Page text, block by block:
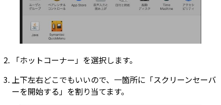
「ホットコーナー」を選択します。
上下左右どこでもいいので、一箇所に「スクリーンセーバ
ーを開始する」を割り当てます。